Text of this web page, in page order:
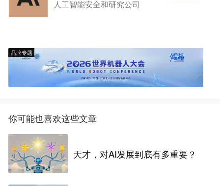
人工智能安全和研究公司
品牌专题
你可能也喜欢这些文章
天才，对AI发展到底有多重要？